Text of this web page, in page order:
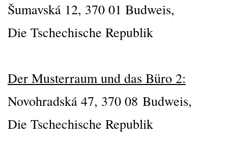
© 2026 eStránky.cz
Šumavská 12, 370 01 Budweis,
Die Tschechische Republik
Der Musterraum und das Büro 2:
Novohradská 47, 370 08 Budweis,
Die Tschechische Republik